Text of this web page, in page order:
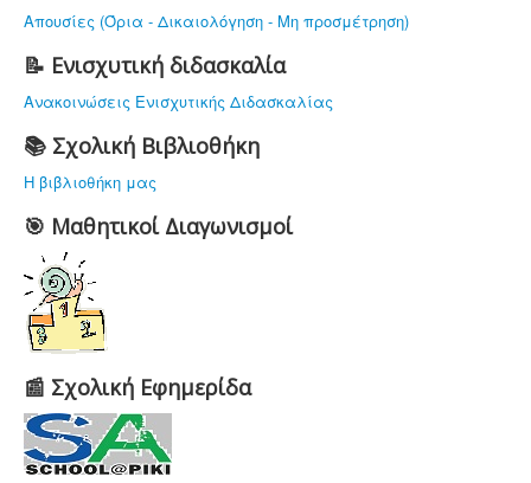
Απουσίες (Όρια - Δικαιολόγηση - Μη προσμέτρηση)
📝 Ενισχυτική διδασκαλία
Ανακοινώσεις Ενισχυτικής Διδασκαλίας
📚 Σχολική Βιβλιοθήκη
Η βιβλιοθήκη μας
🎯 Μαθητικοί Διαγωνισμοί
📰 Σχολική Εφημερίδα